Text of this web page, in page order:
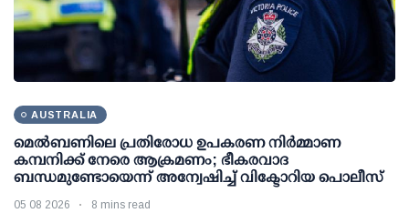
AUSTRALIA
മെല്‍ബണിലെ പ്രതിരോധ ഉപകരണ നിര്‍മ്മാണ
കമ്പനിക്ക് നേരെ ആക്രമണം; ഭീകരവാദ
ബന്ധമുണ്ടോയെന്ന് അന്വേഷിച്ച് വിക്ടോറിയ പൊലീസ്
05 08 2026 8 mins read